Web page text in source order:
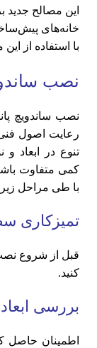
این مصالح جدید
خانه‌های
با استفاده از
نصب
نصب ساندویچ
رعایت اصول فنی
تنوع در
کمی متفاوت
با طی مراحل
تمیزکاری
قبل از شروع
کنید.
بررسی ابعاد
اطمینان حاصل